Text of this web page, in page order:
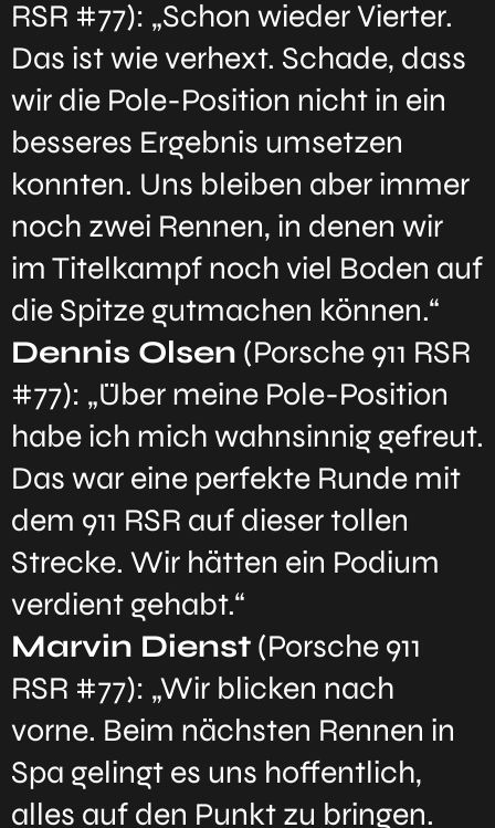
RSR #77): „Schon wieder Vierter.
Das ist wie verhext. Schade, dass
wir die Pole-Position nicht in ein
besseres Ergebnis umsetzen
konnten. Uns bleiben aber immer
noch zwei Rennen, in denen wir
im Titelkampf noch viel Boden auf
die Spitze gutmachen können.“
Dennis Olsen (Porsche 911 RSR
#77): „Über meine Pole-Position
habe ich mich wahnsinnig gefreut.
Das war eine perfekte Runde mit
dem 911 RSR auf dieser tollen
Strecke. Wir hätten ein Podium
verdient gehabt.“
Marvin Dienst (Porsche 911
RSR #77): „Wir blicken nach
vorne. Beim nächsten Rennen in
Spa gelingt es uns hoffentlich,
alles auf den Punkt zu bringen.